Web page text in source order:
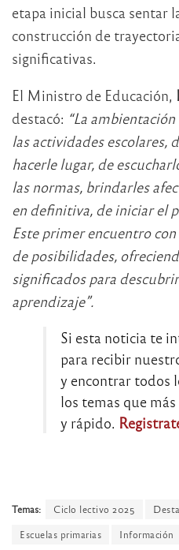
etapa inicial busca sentar
construcción de
significativas.
El Ministro de Educación,
destacó: “La
las actividades escolares,
hacerle lugar, de
las normas, brindarles
en definitiva, de iniciar el
Este primer encuentro
de posibilidades,
significados para
aprendizaje”.
Si esta noticia te
para recibir
y encontrar todos
los temas que
y rápido.
Temas: Ciclo lectivo 2025
Escuelas primarias
Información